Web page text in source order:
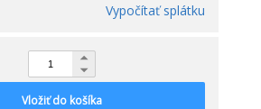
Vypočítať splátku
Vložiť do košíka